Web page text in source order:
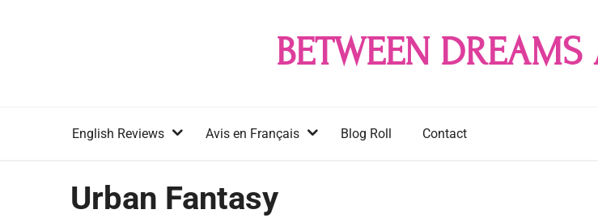
BETWEEN
English Reviews Avis en Français Blog Roll Contact
Urban Fantasy